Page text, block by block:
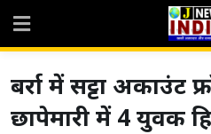
content
बर्रा में सट्टा अकाउंट
छापेमारी में 4 युवक